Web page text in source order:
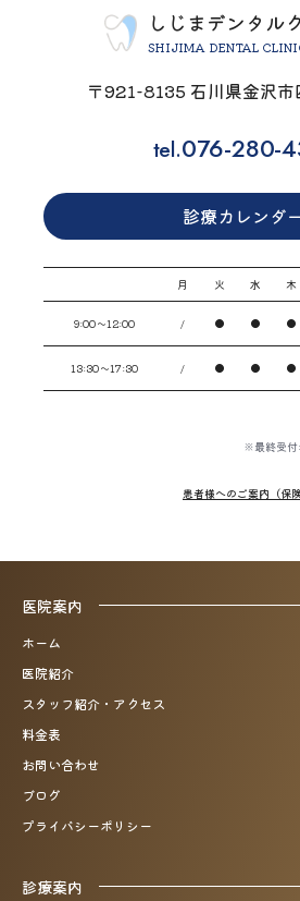
しじまデンタル
SHIJIMA DENTAL
〒921-8135 石川県金沢
tel.076-280-
診療カレンダ
月 火 水 木
9:00〜12:00 / ● ● ●
13:30〜17:30 / ● ● ●
※最終受付
患者様へのご案内（保
医院案内
ホーム
医院紹介
スタッフ紹介・アクセス
料金表
お問い合わせ
ブログ
プライバシーポリシー
診療案内